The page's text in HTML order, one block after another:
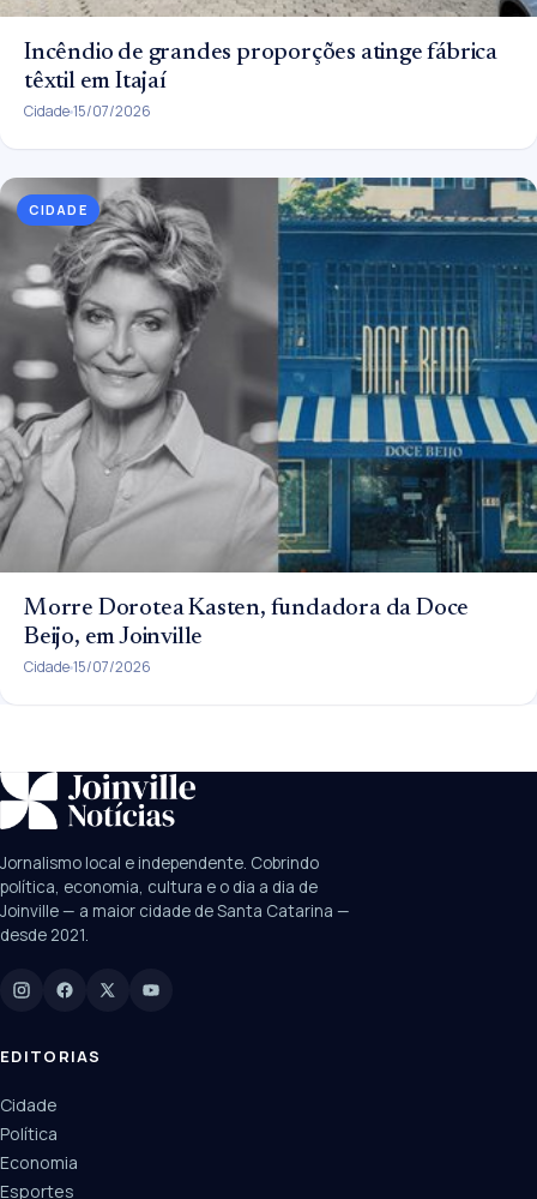
Incêndio de grandes proporções atinge fábrica
têxtil em Itajaí
Cidade15/07/2026
CIDADE
Morre Dorotea Kasten, fundadora da Doce
Beijo, em Joinville
Cidade15/07/2026
SUGESTÕES: JEC
Câmara
UPA Sul
Manchetes, colunistas e editorias do JN
Jornalismo local e independente. Cobrindo
política, economia, cultura e o dia a dia de
Joinville — a maior cidade de Santa Catarina —
desde 2021.
EDITORIAS
Cidade
Política
Economia
Esportes